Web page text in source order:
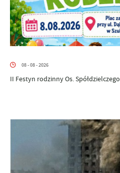
08 - 08 - 2026
II Festyn rodzinny Os. Spółdzielczego